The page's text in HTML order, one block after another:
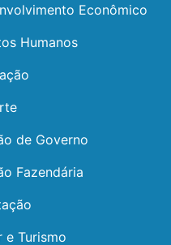
Econômico
Humanos
de Governo
Fazendária
e Turismo